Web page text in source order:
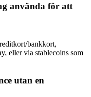
använda för att
bankkort,
eller via stablecoins som
utan en